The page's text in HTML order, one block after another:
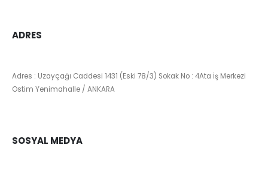
ADRES
Adres : Uzayçağı Caddesi 1431 (Eski 78/3) Sokak No : 4Ata İş Merkezi
Ostim Yenimahalle / ANKARA
SOSYAL MEDYA